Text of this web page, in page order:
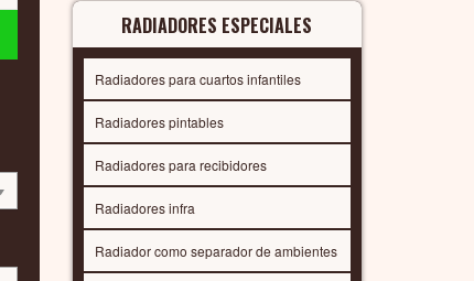
RADIADORES ESPECIALES
Radiadores para cuartos infantiles
Radiadores pintables
Radiadores para recibidores
Radiadores infra
Radiador como separador de ambientes